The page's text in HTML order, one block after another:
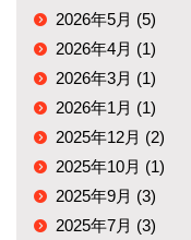
2026年5月 (5)
2026年4月 (1)
2026年3月 (1)
2026年1月 (1)
2025年12月 (2)
2025年10月 (1)
2025年9月 (3)
2025年7月 (3)